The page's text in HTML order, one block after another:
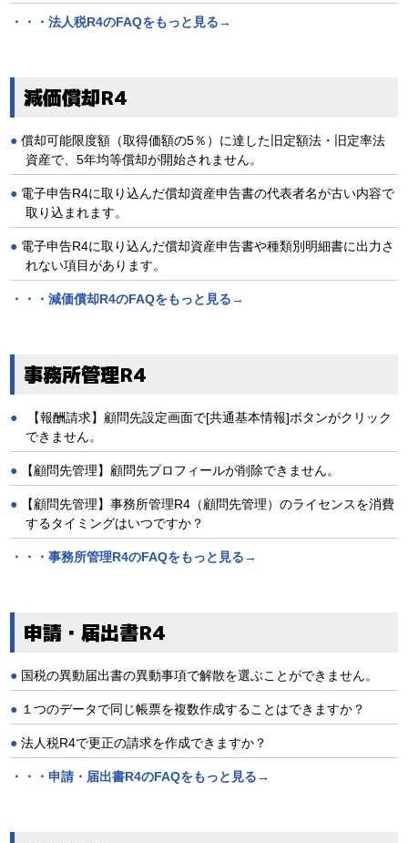
・・・法人税R4のFAQをもっと見る→
減価償却R4
償却可能限度額（取得価額の5％）に達した旧定額法・旧定率法
資産で、5年均等償却が開始されません。
電子申告R4に取り込んだ償却資産申告書の代表者名が古い内容で
取り込まれます。
電子申告R4に取り込んだ償却資産申告書や種類別明細書に出力さ
れない項目があります。
・・・減価償却R4のFAQをもっと見る→
事務所管理R4
【報酬請求】顧問先設定画面で[共通基本情報]ボタンがクリック
できません。
【顧問先管理】顧問先プロフィールが削除できません。
【顧問先管理】事務所管理R4（顧問先管理）のライセンスを消費
するタイミングはいつですか？
・・・事務所管理R4のFAQをもっと見る→
申請・届出書R4
国税の異動届出書の異動事項で解散を選ぶことができません。
１つのデータで同じ帳票を複数作成することはできますか？
法人税R4で更正の請求を作成できますか？
・・・申請・届出書R4のFAQをもっと見る→